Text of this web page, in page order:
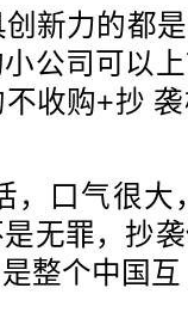
力的都是
公司可以
收购+抄
口气很大
无罪，抄
整个中国